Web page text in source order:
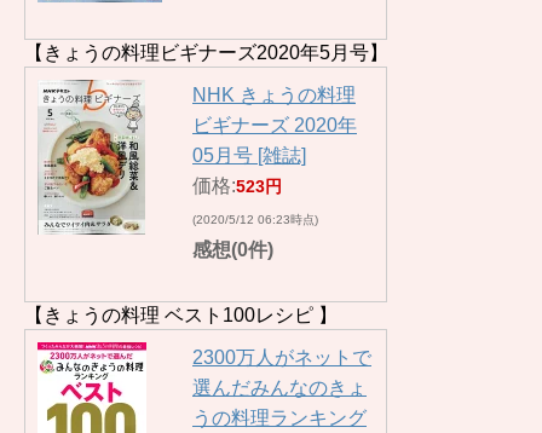
【きょうの料理ビギナーズ2020年5月号】
NHK きょうの料理
ビギナーズ 2020年
05月号 [雑誌]
価格:523円
(2020/5/12 06:23時点)
感想(0件)
【きょうの料理 ベスト100レシピ 】
2300万人がネットで
選んだみんなのきょ
うの料理ランキング